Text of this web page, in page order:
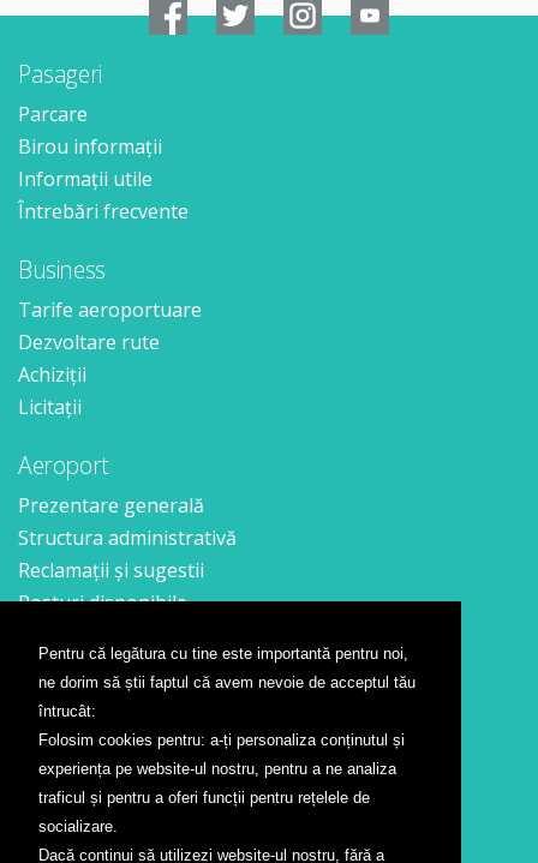
Pentru că legătura cu tine este importantă pentru noi,
ne dorim să știi faptul că avem nevoie de acceptul tău
întrucât:
Folosim cookies pentru: a-ți personaliza conținutul și
experiența pe website-ul nostru, pentru a ne analiza
traficul și pentru a oferi funcții pentru rețelele de
socializare.
Dacă continui să utilizezi website-ul nostru, fără a
Pasageri
Parcare
Birou informații
Informații utile
Întrebări frecvente
Business
Tarife aeroportuare
Dezvoltare rute
Achiziții
Licitații
Aeroport
Prezentare generală
Structura administrativă
Reclamații și sugestii
Posturi disponibile
Contact
Formular contact
Localizare
Presă
Companii aeriene